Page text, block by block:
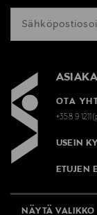
OTA
+358 9
USEIN
ETUJEN
NÄYTÄ VALIKKO